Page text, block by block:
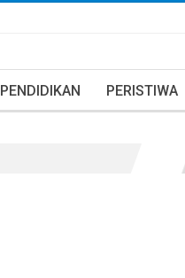
PENDIDIKAN PERISTIWA